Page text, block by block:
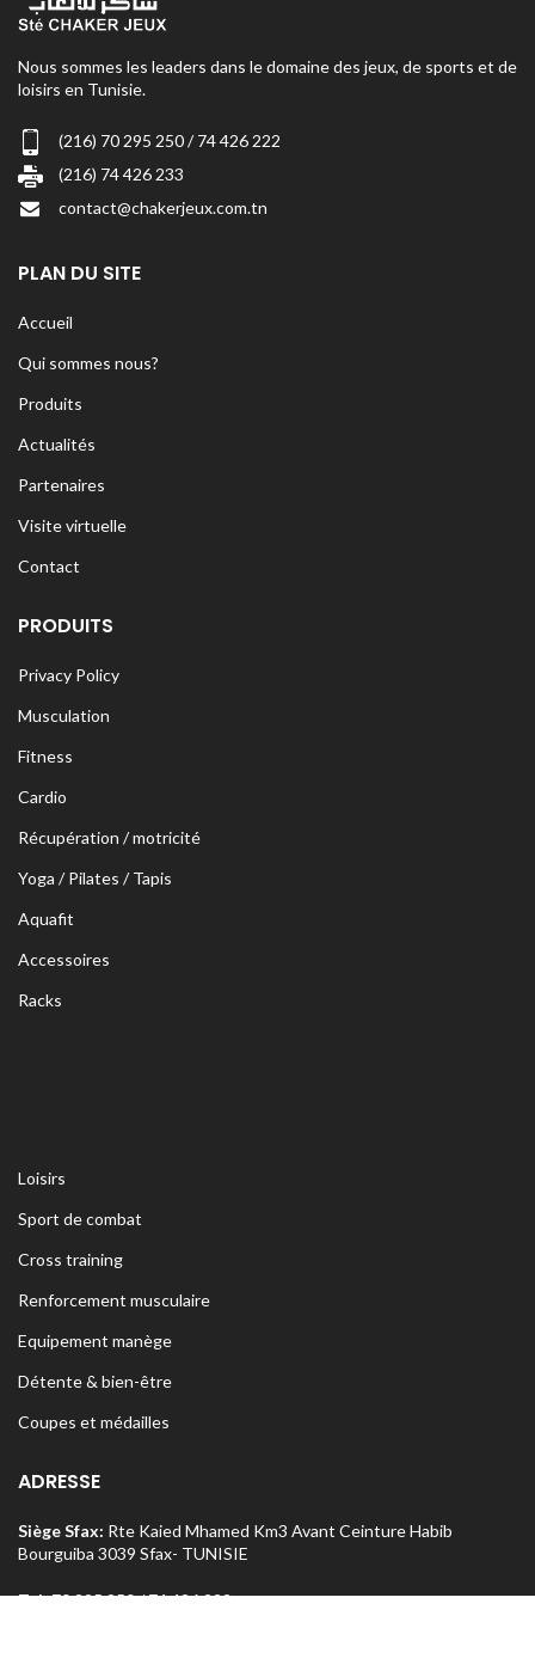
Nous sommes les leaders dans le domaine des jeux, de sports et de
loisirs en Tunisie.
(216) 70 295 250 / 74 426 222
(216) 74 426 233
contact@chakerjeux.com.tn
PLAN DU SITE
Accueil
Qui sommes nous?
Produits
Actualités
Partenaires
Visite virtuelle
Contact
PRODUITS
Privacy Policy
Musculation
Fitness
Cardio
Récupération / motricité
Yoga / Pilates / Tapis
Aquafit
Accessoires
Racks
Loisirs
Sport de combat
Cross training
Renforcement musculaire
Equipement manège
Détente & bien-être
Coupes et médailles
ADRESSE
Siège Sfax: Rte Kaied Mhamed Km3 Avant Ceinture Habib
Bourguiba 3039 Sfax- TUNISIE
Tel:70 295 250 / 74 426 222